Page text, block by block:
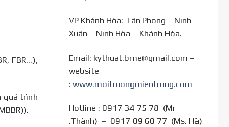
FBR…),
quá trình
VP Khánh Hòa: Tân Phong – Ninh
Xuân – Ninh Hòa – Khánh Hòa.
Email: kythuat.bme@gmail.com –
website
: www.moitruongmientrung.com
Hotline : 0917 34 75 78 (Mr
.Thành) – 0917 09 60 77 (Ms. Hà)